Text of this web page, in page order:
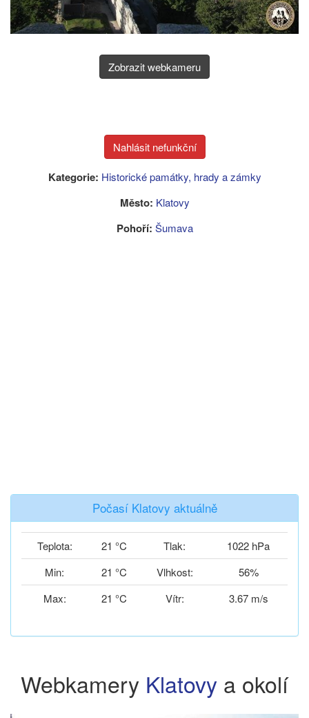
Zobrazit webkameru
Kategorie: Historické památky, hrady a zámky
Město: Klatovy
Pohoří: Šumava
Počasí Klatovy aktuálně
Teplota: 21 °C Tlak:
1022 hPa
Min:
21 °C Vlhkost:
56%
Max:
21 °C Vítr: 3.67 m/s
Webkamery Klatovy a okolí